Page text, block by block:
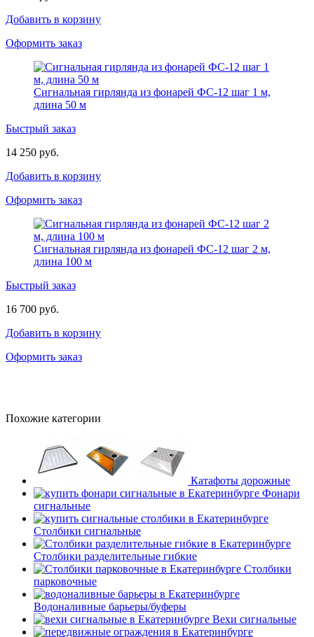
Добавить в корзину
Оформить заказ
Сигнальная гирлянда из фонарей ФС-12 шаг 1 м,
длина 50 м
Быстрый заказ
14 250 руб.
Добавить в корзину
Оформить заказ
Сигнальная гирлянда из фонарей ФС-12 шаг 2 м,
длина 100 м
Быстрый заказ
16 700 руб.
Добавить в корзину
Оформить заказ
Похожие категории
Катафоты дорожные
Фонари
сигнальные
Столбики сигнальные
Столбики разделительные гибкие
Столбики
парковочные
Водоналивные барьеры/буферы
Вехи сигнальные